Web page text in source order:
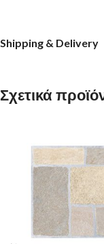
Shipping & Delivery
Σχετικά